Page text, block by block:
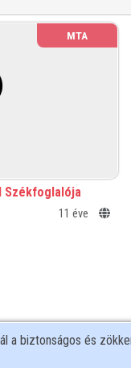
MTA
Székfoglalója
11 éve
a biztonságos és